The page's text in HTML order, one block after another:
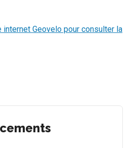
Geovelo pour consulter la